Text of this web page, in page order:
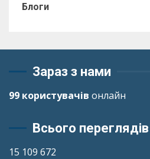
Блоги
Зараз з нами
99 користувачів онлайн
Всього переглядів
15 109 672